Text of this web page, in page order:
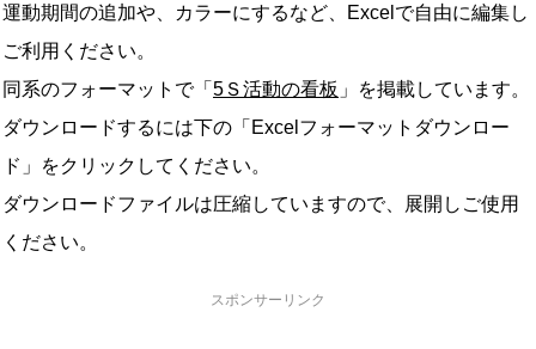
運動期間の追加や、カラーにするなど、Excelで自由に編集し
ご利用ください。
同系のフォーマットで「 5Ｓ活動の看板 」を掲載しています。
ダウンロードするには下の「Excelフォーマットダウンロー
ド」をクリックしてください。
ダウンロードファイルは圧縮していますので、展開しご使用
ください。
スポンサーリンク